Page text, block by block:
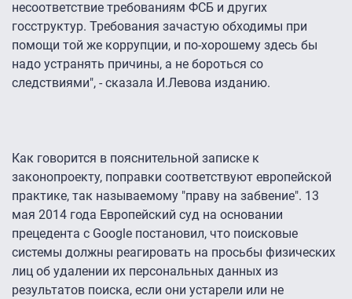
несоответствие требованиям ФСБ и других
госструктур. Требования зачастую обходимы при
помощи той же коррупции, и по-хорошему здесь бы
надо устранять причины, а не бороться со
следствиями", - сказала И.Левова изданию.
Как говорится в пояснительной записке к
законопроекту, поправки соответствуют европейской
практике, так называемому "праву на забвение". 13
мая 2014 года Европейский суд на основании
прецедента с Google постановил, что поисковые
системы должны реагировать на просьбы физических
лиц об удалении их персональных данных из
результатов поиска, если они устарели или не